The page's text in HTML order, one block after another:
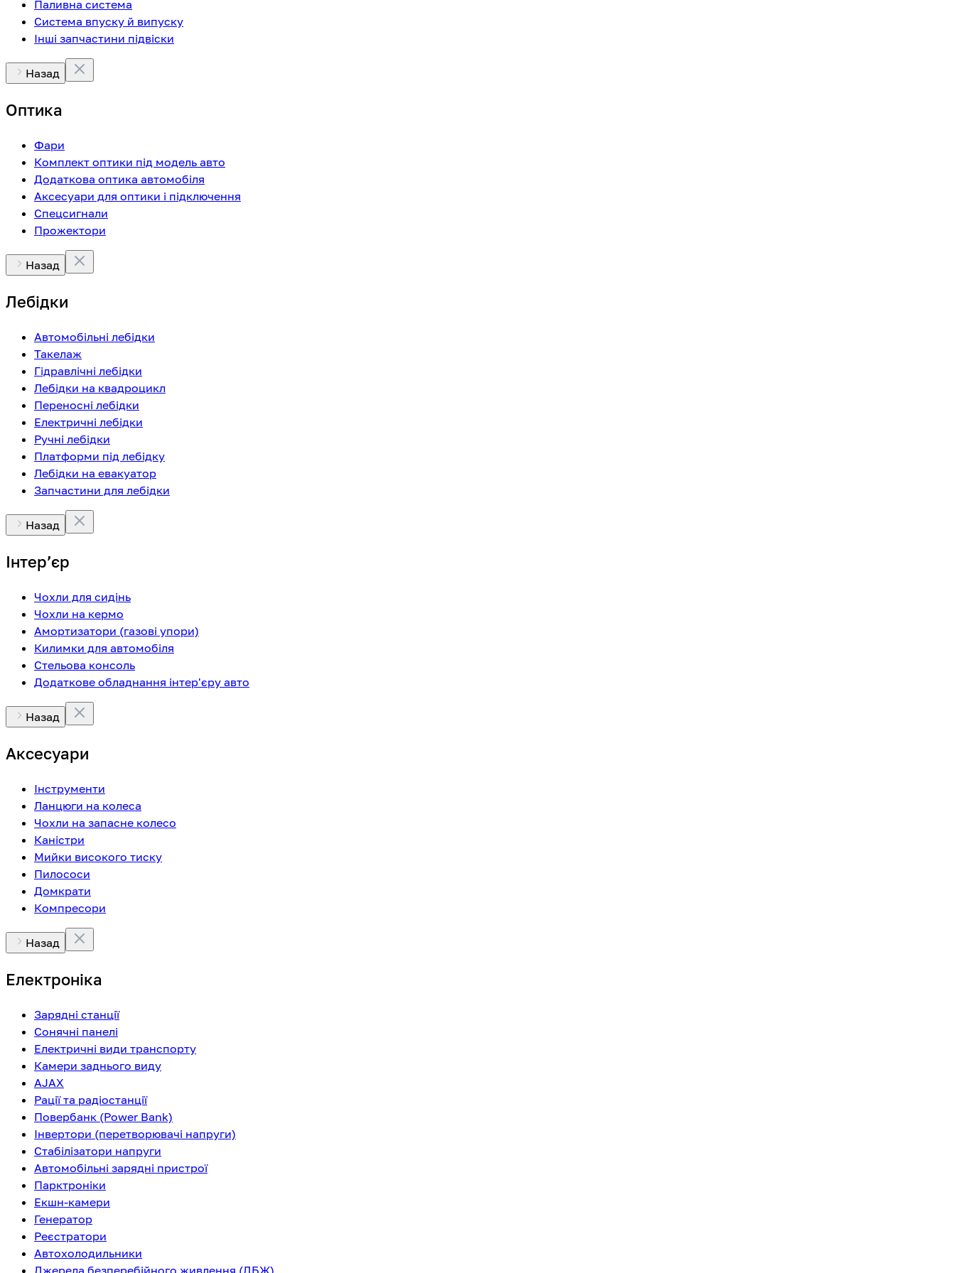
Паливна система
Система впуску й випуску
Інші запчастини підвіски
Назад
Оптика
Фари
Комплект оптики під модель авто
Додаткова оптика автомобіля
Аксесуари для оптики і підключення
Спецсигнали
Прожектори
Назад
Лебідки
Автомобільні лебідки
Такелаж
Гідравлічні лебідки
Лебідки на квадроцикл
Переносні лебідки
Електричні лебідки
Ручні лебідки
Платформи під лебідку
Лебідки на евакуатор
Запчастини для лебідки
Назад
Інтерʼєр
Чохли для сидінь
Чохли на кермо
Амортизатори (газові упори)
Килимки для автомобіля
Стельова консоль
Додаткове обладнання інтер'єру авто
Назад
Аксесуари
Інструменти
Ланцюги на колеса
Чохли на запасне колесо
Каністри
Мийки високого тиску
Пилососи
Домкрати
Компресори
Назад
Електроніка
Зарядні станції
Сонячні панелі
Електричні види транспорту
Камери заднього виду
AJAX
Рації та радіостанції
Повербанк (Power Bank)
Інвертори (перетворювачі напруги)
Стабілізатори напруги
Автомобільні зарядні пристрої
Парктроніки
Екшн-камери
Генератор
Реєстратори
Автохолодильники
Джерела безперебійного живлення (ДБЖ)